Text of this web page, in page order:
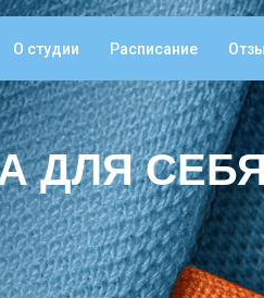
Расписание
О студии
ДЛЯ